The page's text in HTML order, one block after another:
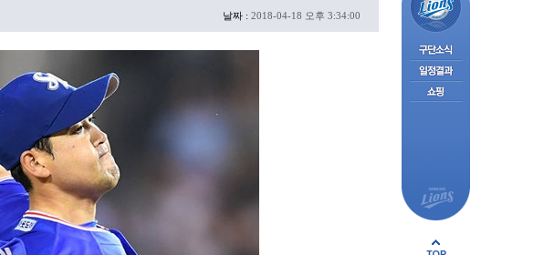
날짜 : 2018-04-18 오후 3:34:00